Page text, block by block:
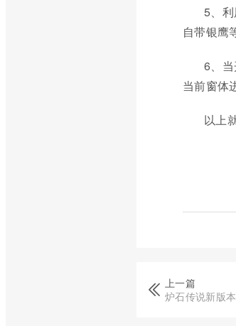
5、
自带银鹰
6、
当前窗体
以上
上一篇
炉石传说新版